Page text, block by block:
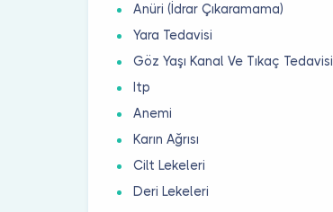
Anüri (İdrar Çıkaramama)
Yara Tedavisi
Göz Yaşı Kanal Ve Tıkaç Tedavisi
Itp
Anemi
Karın Ağrısı
Cilt Lekeleri
Deri Lekeleri